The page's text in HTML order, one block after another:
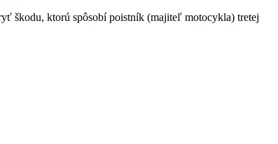
škodu, ktorú spôsobí poistník (majiteľ motocykla) tretej